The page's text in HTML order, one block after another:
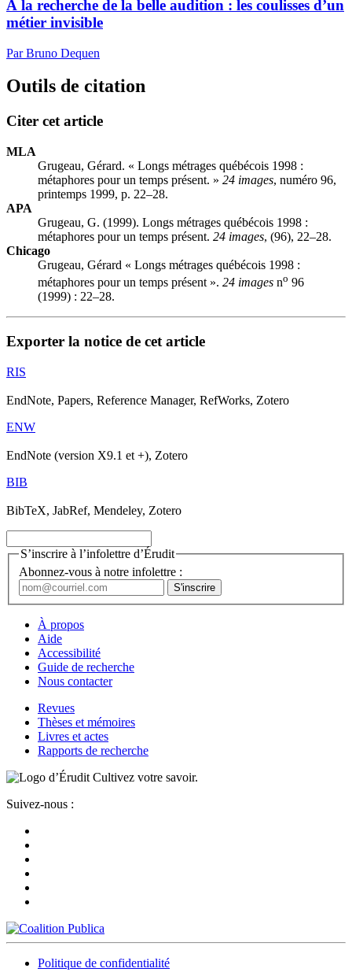
À la recherche de la belle audition : les coulisses d’un
métier invisible
Par Bruno Dequen
Outils de citation
Citer cet article
MLA
Grugeau, Gérard. « Longs métrages québécois 1998 :
métaphores pour un temps présent. » 24 images, numéro 96,
printemps 1999, p. 22–28.
APA
Grugeau, G. (1999). Longs métrages québécois 1998 :
métaphores pour un temps présent. 24 images, (96), 22–28.
Chicago
Grugeau, Gérard « Longs métrages québécois 1998 :
métaphores pour un temps présent ». 24 images no 96
(1999) : 22–28.
Exporter la notice de cet article
RIS
EndNote, Papers, Reference Manager, RefWorks, Zotero
ENW
EndNote (version X9.1 et +), Zotero
BIB
BibTeX, JabRef, Mendeley, Zotero
S’inscrire à l’infolettre d’Érudit
Abonnez-vous à notre infolettre :
À propos
Aide
Accessibilité
Guide de recherche
Nous contacter
Revues
Thèses et mémoires
Livres et actes
Rapports de recherche
Cultivez votre savoir.
Suivez-nous :
Politique de confidentialité